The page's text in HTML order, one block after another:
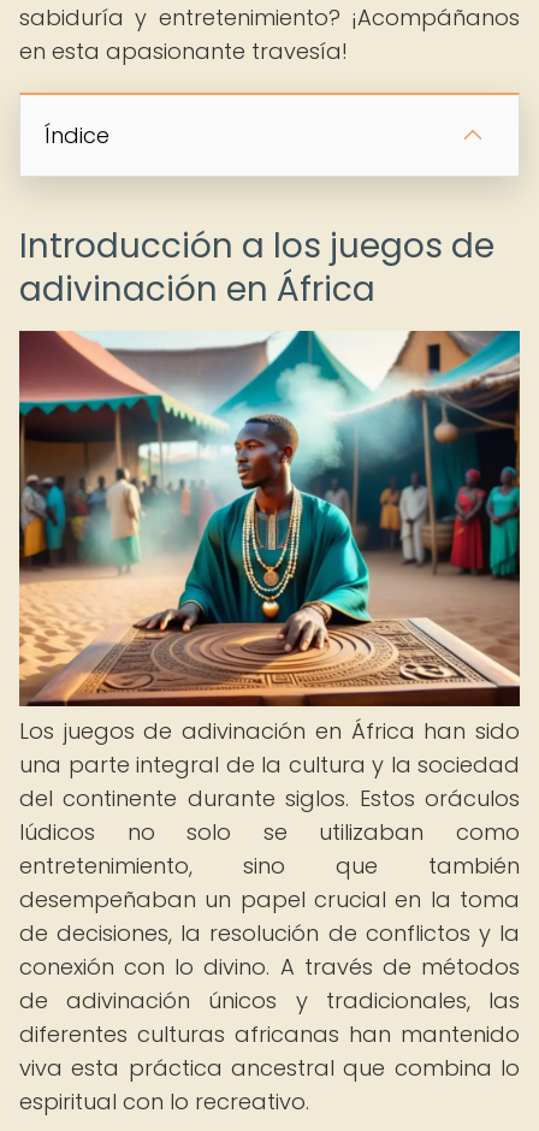
sabiduría y entretenimiento? ¡Acompáñanos
en esta apasionante travesía!
Índice
Introducción a los juegos de
adivinación en África
Los juegos de adivinación en África han sido
una parte integral de la cultura y la sociedad
del continente durante siglos. Estos oráculos
lúdicos no solo se utilizaban como
entretenimiento, sino que también
desempeñaban un papel crucial en la toma
de decisiones, la resolución de conflictos y la
conexión con lo divino. A través de métodos
de adivinación únicos y tradicionales, las
diferentes culturas africanas han mantenido
viva esta práctica ancestral que combina lo
espiritual con lo recreativo.